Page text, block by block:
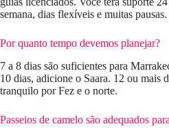
semana, dias flexíveis e muitas pausas.
Por quanto tempo devemos planejar?
7 a 8 dias são suficientes para
10 dias, adicione o Saara. 12 ou mais
tranquilo por Fez e o norte.
Passeios de camelo são adequados